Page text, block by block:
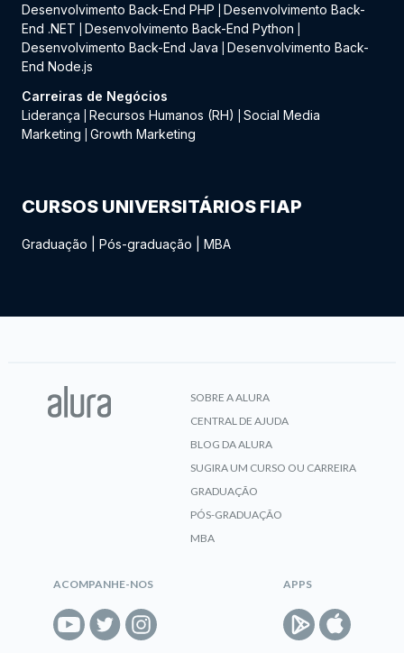
Desenvolvimento Back-End PHP
Desenvolvimento Back-
End .NET
Desenvolvimento Back-End Python
Desenvolvimento Back-End Java
Desenvolvimento Back-
End Node.js
Carreiras de Negócios
Liderança
Recursos Humanos (RH)
Social Media
Marketing
Growth Marketing
CURSOS UNIVERSITÁRIOS FIAP
Graduação Pós-graduação MBA
SOBRE A ALURA
CENTRAL DE AJUDA
BLOG DA ALURA
SUGIRA UM CURSO OU CARREIRA
GRADUAÇÃO
PÓS-GRADUAÇÃO
MBA
ACOMPANHE-NOS APPS